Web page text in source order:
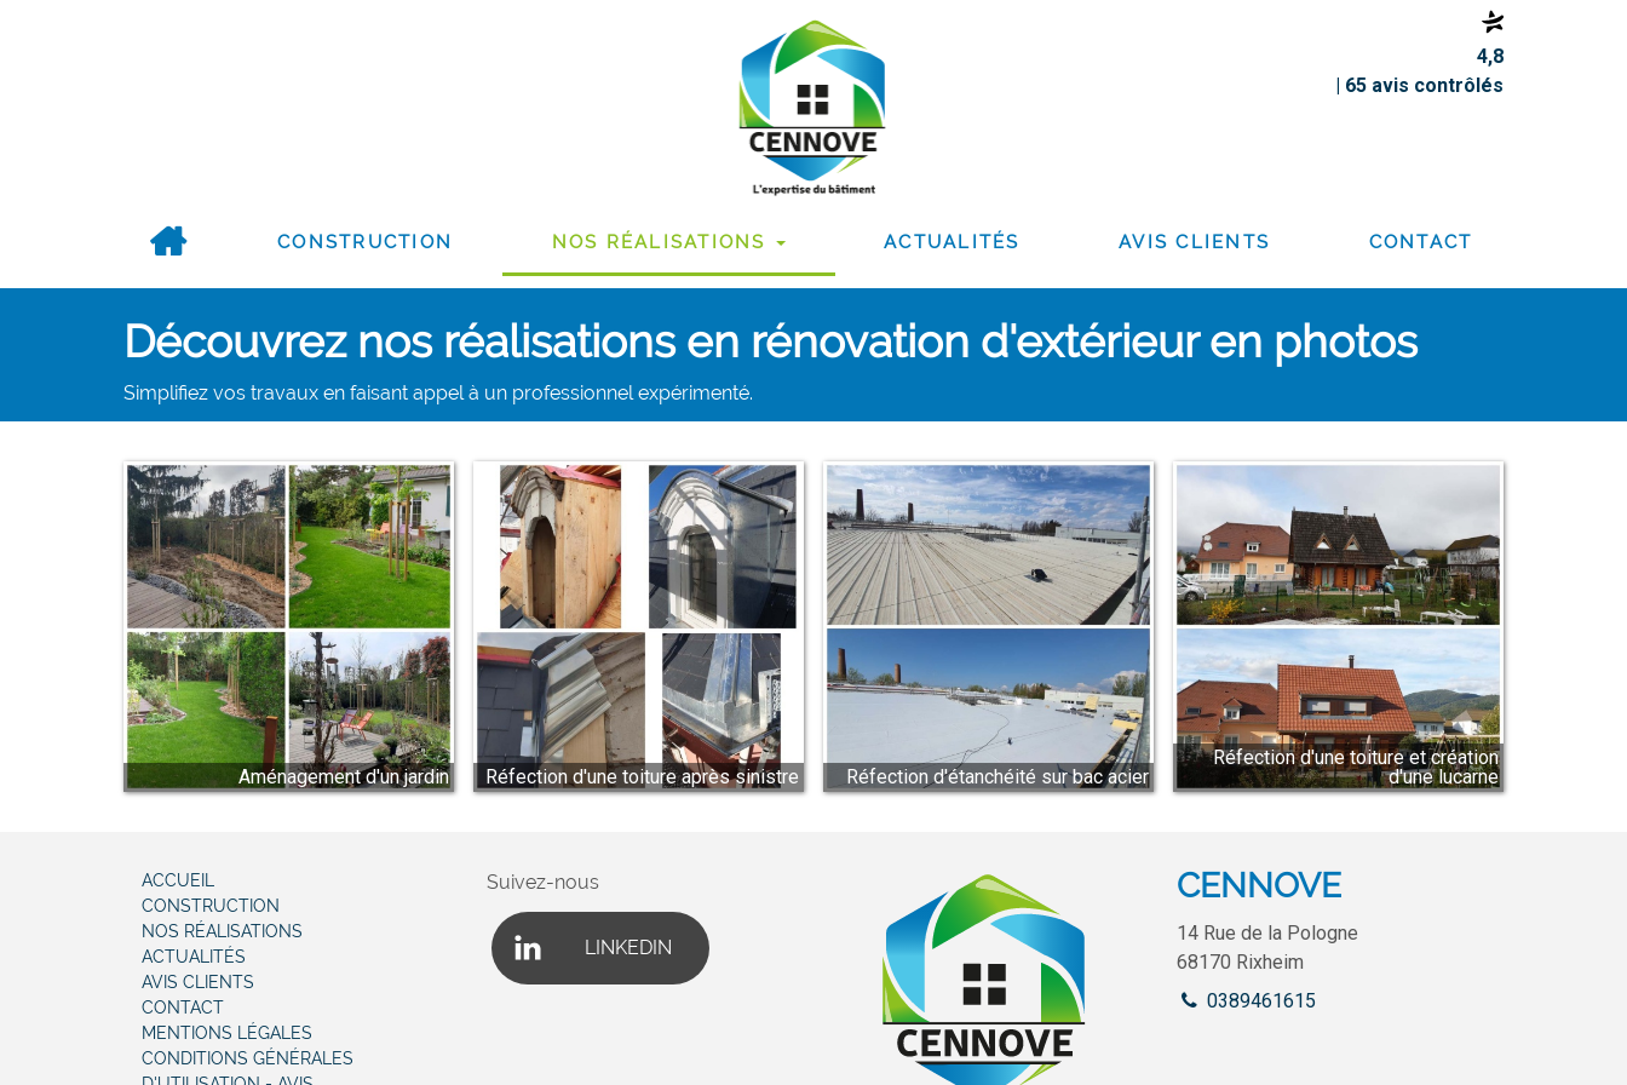
4,8
| 65 avis contrôlés
CONSTRUCTION NOS RÉALISATIONS ACTUALITÉS AVIS CLIENTS CONTACT
Découvrez nos réalisations en rénovation d'extérieur en photos
Simplifiez vos travaux en faisant appel à un professionnel expérimenté.
Aménagement d'un jardin Réfection d'une toiture après sinistre Réfection d'étanchéité sur bac acier
Réfection d'une toiture et création
d'une lucarne
ACCUEIL
CONSTRUCTION
NOS RÉALISATIONS
ACTUALITÉS
AVIS CLIENTS
CONTACT
MENTIONS LÉGALES
CONDITIONS GÉNÉRALES
Suivez-nous
LINKEDIN
CENNOVE
14 Rue de la Pologne
68170 Rixheim
0389461615